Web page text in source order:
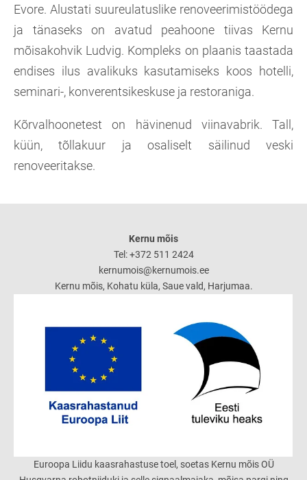
Evore. Alustati suureulatuslike renoveerimistöödega
ja tänaseks on avatud peahoone tiivas Kernu
mõisakohvik Ludvig. Kompleks on plaanis taastada
endises ilus avalikuks kasutamiseks koos hotelli,
seminari-, konverentsikeskuse ja restoraniga.
Kõrvalhoonetest on hävinenud viinavabrik. Tall,
küün, tõllakuur ja osaliselt säilinud veski
renoveeritakse.
Kernu mõis
Tel: +372 511 2424
kernumois@kernumois.ee
Kernu mõis, Kohatu küla, Saue vald, Harjumaa.
Euroopa Liidu kaasrahastuse toel, soetas Kernu mõis OÜ